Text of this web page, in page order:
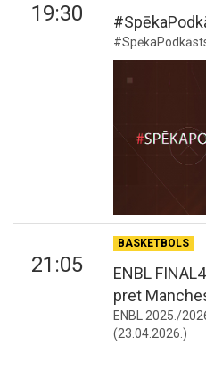
19:30
21:05
BASKETBOLS
ENBL
pret
ENBL 2025./
(23.04.2026.)